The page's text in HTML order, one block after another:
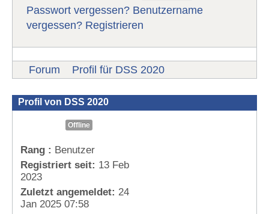
Passwort vergessen? Benutzername
vergessen? Registrieren
Forum Profil für DSS 2020
Profil von DSS 2020
Offline
Rang : Benutzer
Registriert seit: 13 Feb
2023
Zuletzt angemeldet: 24
Jan 2025 07:58